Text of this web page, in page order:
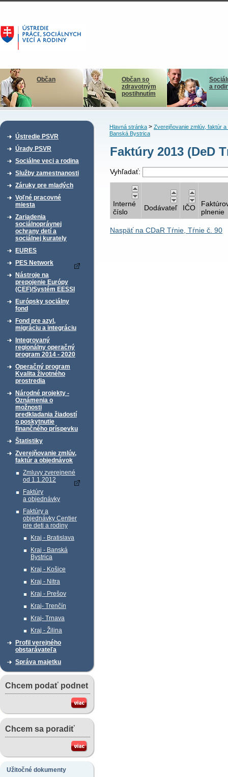
Občan
Občan so
zdravotným
postihnutím
a
Ústredie PSVR
Úrady PSVR
Sociálne veci a rodina
Služby zamestnanosti
Záruky pre mladých
Voľné pracovné
miesta
Zariadenia
sociálnoprávnej
ochrany detí a
sociálnej kurately
EURES
PES Network
Nástroje na
prepojenie Európy
(CEF)/Systém EESSI
Európsky sociálny
fond
Fond pre azyl,
migráciu a integráciu
Integrovaný
regionálny operačný
program 2014 - 2020
Operačný program
Kvalita životného
prostredia
Národné projekty -
Oznámenia o
možnosti
predkladania žiadostí
o poskytnutie
finančného príspevku
Štatistiky
Zverejňovanie zmlúv,
faktúr a objednávok
Zmluvy zverejnené
od 1.1.2012
Faktúry
a objednávky
Faktúry a
objednávky Centier
pre deti a rodiny
Kraj - Bratislava
Kraj - Banská
Bystrica
Kraj - Košice
Kraj - Nitra
Kraj - Prešov
Kraj- Trenčín
Kraj- Trnava
Kraj - Žilina
Profil verejného
obstarávateľa
Správa majetku
Chcem podať podnet
Chcem sa poradiť
Užitočné dokumenty
Hlavná stránka> Zverejňovanie zmlúv, faktúr a
Banská Bystrica
Faktúry 2013 (DeD
Vyhľadať:
Interné
číslo
Dodávateľ IČO
plnenie
Naspäť na CDaR Tŕnie, Tŕnie č. 90